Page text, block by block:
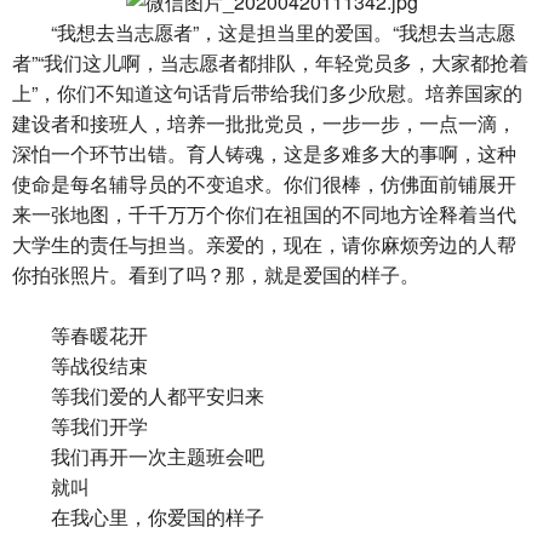
“我想去当志愿者”，这是担当里的爱国。“我想去当志愿
者”“我们这儿啊，当志愿者都排队，年轻党员多，大家都抢着
上”，你们不知道这句话背后带给我们多少欣慰。培养国家的
建设者和接班人，培养一批批党员，一步一步，一点一滴，
深怕一个环节出错。育人铸魂，这是多难多大的事啊，这种
使命是每名辅导员的不变追求。你们很棒，仿佛面前铺展开
来一张地图，千千万万个你们在祖国的不同地方诠释着当代
大学生的责任与担当。亲爱的，现在，请你麻烦旁边的人帮
你拍张照片。看到了吗？那，就是爱国的样子。
等春暖花开
等战役结束
等我们爱的人都平安归来
等我们开学
我们再开一次主题班会吧
就叫
在我心里，你爱国的样子